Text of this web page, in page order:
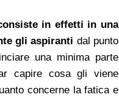
in effetti in una
gli aspiranti dal punto
una minima parte
capire cosa gli viene
concerne la fatica e